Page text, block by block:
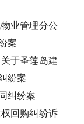
业管理分公
案
于圣莲岛建
纷案
纠纷案
回购纠纷诉